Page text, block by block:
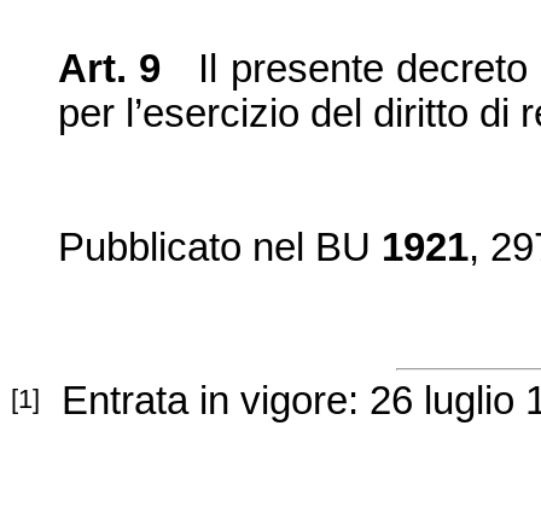
Art. 9
Il presente
per l’esercizio del diritto di
Pubblicato nel BU 1921,
[1] Entrata in vigore: 26 luglio